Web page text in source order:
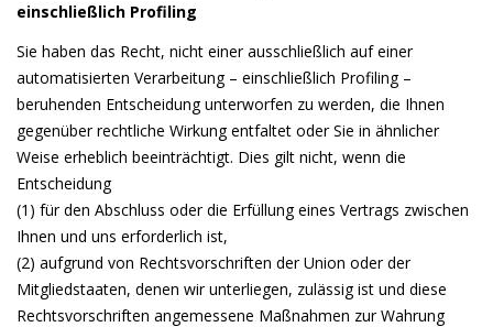
einschließlich Profiling
Sie haben das Recht, nicht einer ausschließlich auf einer
automatisierten Verarbeitung – einschließlich Profiling –
beruhenden Entscheidung unterworfen zu werden, die Ihnen
gegenüber rechtliche Wirkung entfaltet oder Sie in ähnlicher
Weise erheblich beeinträchtigt. Dies gilt nicht, wenn die
Entscheidung
(1) für den Abschluss oder die Erfüllung eines Vertrags zwischen
Ihnen und uns erforderlich ist,
(2) aufgrund von Rechtsvorschriften der Union oder der
Mitgliedstaaten, denen wir unterliegen, zulässig ist und diese
Rechtsvorschriften angemessene Maßnahmen zur Wahrung